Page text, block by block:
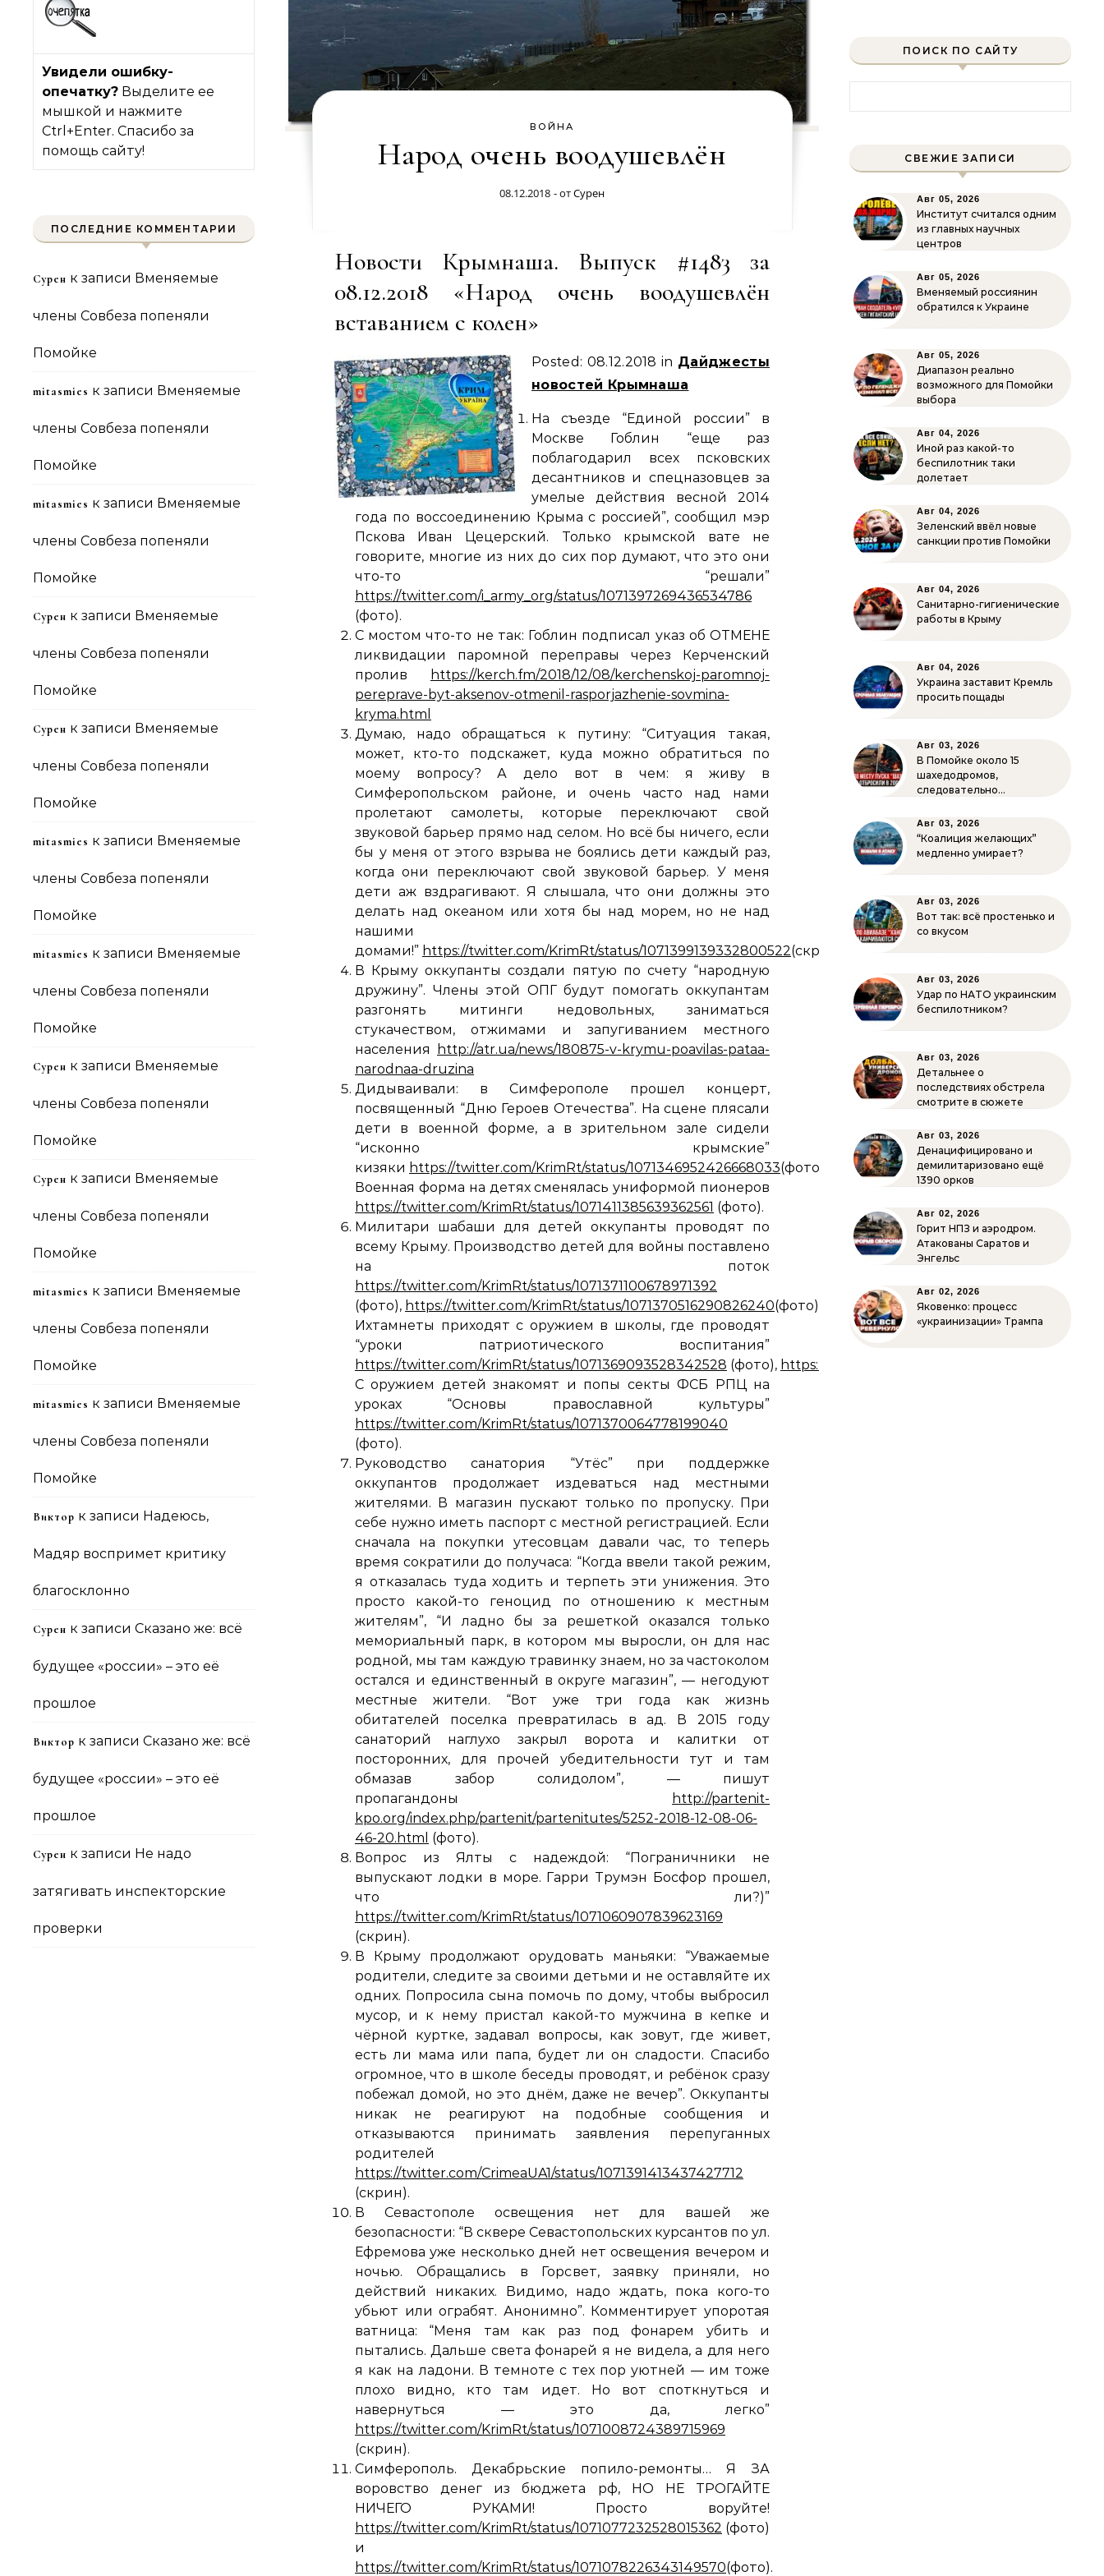
Увидели ошибку-
опечатку? Выделите ее
мышкой и нажмите
Ctrl+Enter. Спасибо за
помощь сайту!
ПОСЛЕДНИЕ КОММЕНТАРИИ
Сурен к записи Вменяемые
члены Совбеза попеняли
Помойке
mitasmies к записи Вменяемые
члены Совбеза попеняли
Помойке
mitasmies к записи Вменяемые
члены Совбеза попеняли
Помойке
Сурен к записи Вменяемые
члены Совбеза попеняли
Помойке
Сурен к записи Вменяемые
члены Совбеза попеняли
Помойке
mitasmies к записи Вменяемые
члены Совбеза попеняли
Помойке
mitasmies к записи Вменяемые
члены Совбеза попеняли
Помойке
Сурен к записи Вменяемые
члены Совбеза попеняли
Помойке
Сурен к записи Вменяемые
члены Совбеза попеняли
Помойке
mitasmies к записи Вменяемые
члены Совбеза попеняли
Помойке
mitasmies к записи Вменяемые
члены Совбеза попеняли
Помойке
Виктор к записи Надеюсь,
Мадяр воспримет критику
благосклонно
Сурен к записи Сказано же: всё
будущее «россии» – это её
прошлое
Виктор к записи Сказано же: всё
будущее «россии» – это её
прошлое
Сурен к записи Не надо
затягивать инспекторские
проверки
ВОЙНА
Народ очень воодушевлён
08.12.2018 - отСурен
Новости Крымнаша. Выпуск #1483 за
08.12.2018 «Народ очень воодушевлён
вставанием с колен»
Posted: 08.12.2018 in Дайджесты
новостей Крымнаша
На съезде “Единой россии” в
Москве Гоблин “еще раз
поблагодарил всех псковских
десантников и спецназовцев за
умелые действия весной 2014
года по воссоединению Крыма с россией”, сообщил мэр
Пскова Иван Цецерский. Только крымской вате не
говорите, многие из них до сих пор думают, что это они
что-то “решали”
https://twitter.com/i_army_org/status/1071397269436534786
(фото).
С мостом что-то не так: Гоблин подписал указ об ОТМЕНЕ
ликвидации паромной переправы через Керченский
пролив
https://kerch.fm/2018/12/08/kerchenskoj-paromnoj-
pereprave-byt-aksenov-otmenil-rasporjazhenie-sovmina-
kryma.html
Думаю, надо обращаться к путину: “Ситуация такая,
может, кто-то подскажет, куда можно обратиться по
моему вопросу? А дело вот в чем: я живу в
Симферопольском районе, и очень часто над нами
пролетают самолеты, которые переключают свой
звуковой барьер прямо над селом. Но всё бы ничего, если
бы у меня от этого взрыва не боялись дети каждый раз,
когда они переключают свой звуковой барьер. У меня
дети аж вздрагивают. Я слышала, что они должны это
делать над океаном или хотя бы над морем, но не над
нашими
домами!” https://twitter.com/KrimRt/status/1071399139332800522(скрин).
В Крыму оккупанты создали пятую по счету “народную
дружину”. Члены этой ОПГ будут помогать оккупантам
разгонять митинги недовольных, заниматься
стукачеством, отжимами и запугиванием местного
населения
http://atr.ua/news/180875-v-krymu-poavilas-pataa-
narodnaa-druzina
Дидываивали: в Симферополе прошел концерт,
посвященный “Дню Героев Отечества”. На сцене плясали
дети в военной форме, а в зрительном зале сидели
“исконно крымские”
кизяки https://twitter.com/KrimRt/status/1071346952426668033(фото).
Военная форма на детях сменялась униформой пионеров
https://twitter.com/KrimRt/status/1071411385639362561 (фото).
Милитари шабаши для детей оккупанты проводят по
всему Крыму. Производство детей для войны поставлено
на поток
https://twitter.com/KrimRt/status/1071371100678971392
(фото), https://twitter.com/KrimRt/status/1071370516290826240(фото).
Ихтамнеты приходят с оружием в школы, где проводят
“уроки патриотического воспитания”
https://twitter.com/KrimRt/status/1071369093528342528 (фото), https://twitter.com/KrimRt/status/
С оружием детей знакомят и попы секты ФСБ РПЦ на
уроках “Основы православной культуры”
https://twitter.com/KrimRt/status/1071370064778199040
(фото).
Руководство санатория “Утёс” при поддержке
оккупантов продолжает издеваться над местными
жителями. В магазин пускают только по пропуску. При
себе нужно иметь паспорт с местной регистрацией. Если
сначала на покупки утесовцам давали час, то теперь
время сократили до получаса: “Когда ввели такой режим,
я отказалась туда ходить и терпеть эти унижения. Это
просто какой-то геноцид по отношению к местным
жителям”, “И ладно бы за решеткой оказался только
мемориальный парк, в котором мы выросли, он для нас
родной, мы там каждую травинку знаем, но за частоколом
остался и единственный в округе магазин”, — негодуют
местные жители. “Вот уже три года как жизнь
обитателей поселка превратилась в ад. В 2015 году
санаторий наглухо закрыл ворота и калитки от
посторонних, для прочей убедительности тут и там
обмазав забор солидолом”, — пишут
пропагандоны
http://partenit-
kpo.org/index.php/partenit/partenitutes/5252-2018-12-08-06-
46-20.html (фото).
Вопрос из Ялты с надеждой: “Пограничники не
выпускают лодки в море. Гарри Трумэн Босфор прошел,
что ли?)”
https://twitter.com/KrimRt/status/1071060907839623169
(скрин).
В Крыму продолжают орудовать маньяки: “Уважаемые
родители, следите за своими детьми и не оставляйте их
одних. Попросила сына помочь по дому, чтобы выбросил
мусор, и к нему пристал какой-то мужчина в кепке и
чёрной куртке, задавал вопросы, как зовут, где живет,
есть ли мама или папа, будет ли он сладости. Спасибо
огромное, что в школе беседы проводят, и ребёнок сразу
побежал домой, но это днём, даже не вечер”. Оккупанты
никак не реагируют на подобные сообщения и
отказываются принимать заявления перепуганных
родителей
https://twitter.com/CrimeaUA1/status/1071391413437427712
(скрин).
В Севастополе освещения нет для вашей же
безопасности: “В сквере Севастопольских курсантов по ул.
Ефремова уже несколько дней нет освещения вечером и
ночью. Обращались в Горсвет, заявку приняли, но
действий никаких. Видимо, надо ждать, пока кого-то
убьют или ограбят. Анонимно”. Комментирует упоротая
ватница: “Меня там как раз под фонарем убить и
пытались. Дальше света фонарей я не видела, а для него
я как на ладони. В темноте с тех пор уютней — им тоже
плохо видно, кто там идет. Но вот споткнуться и
навернуться — это да, легко”
https://twitter.com/KrimRt/status/1071008724389715969
(скрин).
Симферополь. Декабрьские попило-ремонты… Я ЗА
воровство денег из бюджета рф, НО НЕ ТРОГАЙТЕ
НИЧЕГО РУКАМИ! Просто воруйте!
https://twitter.com/KrimRt/status/1071077232528015362 (фото)
и
https://twitter.com/KrimRt/status/1071078226343149570(фото).
ПОИСК ПО САЙТУ
СВЕЖИЕ ЗАПИСИ
Авг 05, 2026
Институт считался одним
из главных научных
центров
Авг 05, 2026
Вменяемый россиянин
обратился к Украине
Авг 05, 2026
Диапазон реально
возможного для Помойки
выбора
Авг 04, 2026
Иной раз какой-то
беспилотник таки
долетает
Авг 04, 2026
Зеленский ввёл новые
санкции против Помойки
Авг 04, 2026
Санитарно-гигиенические
работы в Крыму
Авг 04, 2026
Украина заставит Кремль
просить пощады
Авг 03, 2026
В Помойке около 15
шахедодромов,
следовательно…
Авг 03, 2026
“Коалиция желающих”
медленно умирает?
Авг 03, 2026
Вот так: всё простенько и
со вкусом
Авг 03, 2026
Удар по НАТО украинским
беспилотником?
Авг 03, 2026
Детальнее о
последствиях обстрела
смотрите в сюжете
Авг 03, 2026
Денацифицировано и
демилитаризовано ещё
1390 орков
Авг 02, 2026
Горит НПЗ и аэродром.
Атакованы Саратов и
Энгельс
Авг 02, 2026
Яковенко: процесс
«украинизации» Трампа